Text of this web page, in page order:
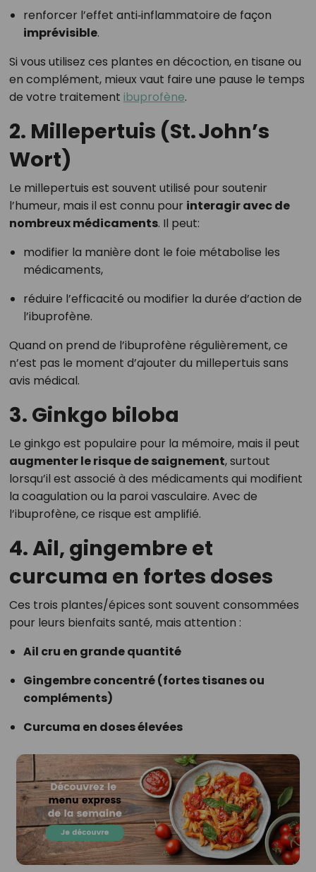
renforcer l’effet anti‑inflammatoire de façon
imprévisible.
Si vous utilisez ces plantes en décoction, en tisane ou
en complément, mieux vaut faire une pause le temps
de votre traitement ibuprofène.
2. Millepertuis (St. John’s
Wort)
Le millepertuis est souvent utilisé pour soutenir
l’humeur, mais il est connu pour interagir avec de
nombreux médicaments. Il peut:
modifier la manière dont le foie métabolise les
médicaments,
réduire l’efficacité ou modifier la durée d’action de
l’ibuprofène.
Quand on prend de l’ibuprofène régulièrement, ce
n’est pas le moment d’ajouter du millepertuis sans
avis médical.
3. Ginkgo biloba
Le ginkgo est populaire pour la mémoire, mais il peut
augmenter le risque de saignement, surtout
lorsqu’il est associé à des médicaments qui modifient
la coagulation ou la paroi vasculaire. Avec de
l’ibuprofène, ce risque est amplifié.
4. Ail, gingembre et
curcuma en fortes doses
Ces trois plantes/épices sont souvent consommées
pour leurs bienfaits santé, mais attention :
Ail cru en grande quantité
Gingembre concentré (fortes tisanes ou
compléments)
Curcuma en doses élevées